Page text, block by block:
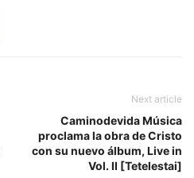
Next article
Caminodevida Música
proclama la obra de Cristo
con su nuevo álbum, Live in
Vol. II [Tetelestai]